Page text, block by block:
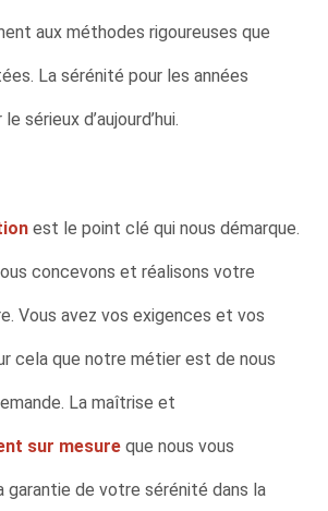
aux méthodes rigoureuses que
La sérénité pour les années
sérieux d’aujourd’hui.
est le point clé qui nous démarque.
concevons et réalisons votre
Vous avez vos exigences et vos
cela que notre métier est de nous
La maîtrise et
sur mesure que nous vous
garantie de votre sérénité dans la